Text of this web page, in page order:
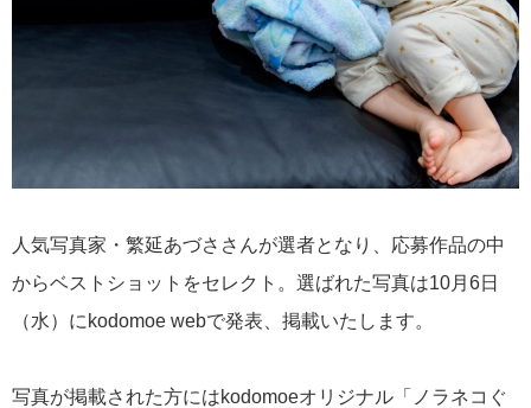
人気写真家・繁延あづささんが選者となり、応募作品の中
からベストショットをセレクト。選ばれた写真は10月6日
（水）にkodomoe webで発表、掲載いたします。
写真が掲載された方にはkodomoeオリジナル「ノラネコぐ